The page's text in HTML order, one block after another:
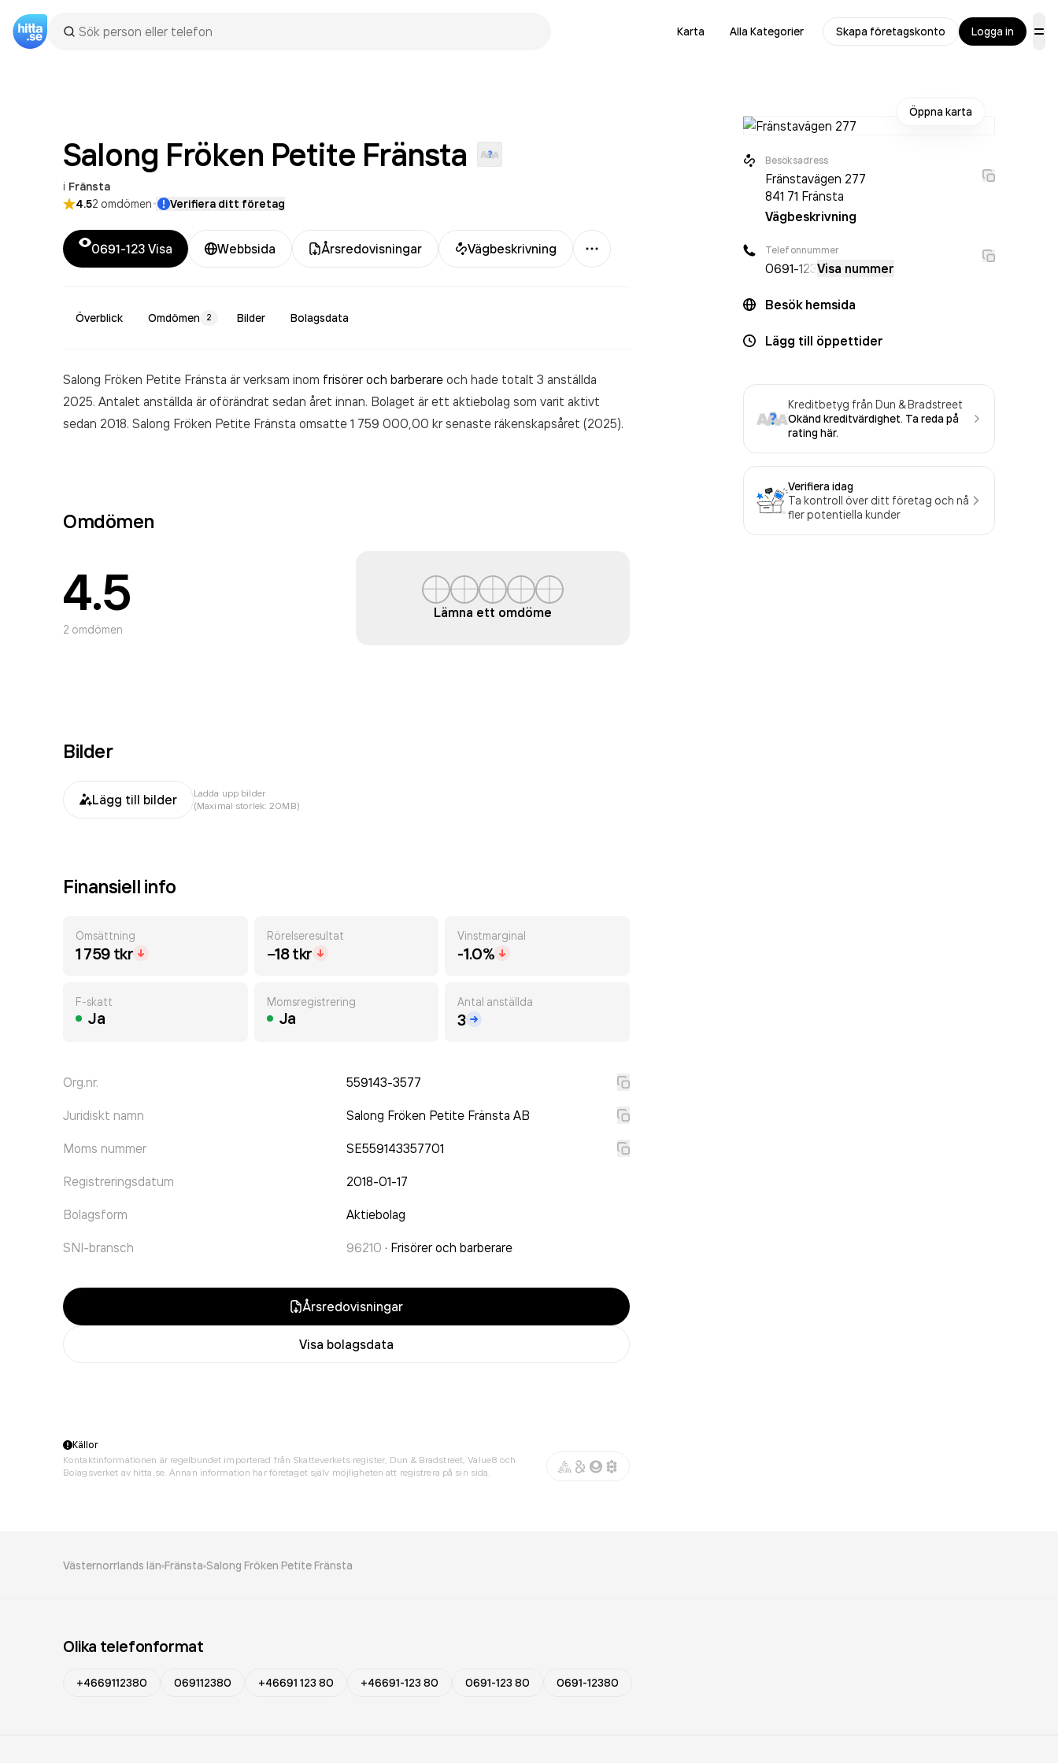
Karta Alla Kategorier Skapa företagskonto Logga in
Salong Fröken Petite Fränsta
i Fränsta
4.52 omdömen· Verifiera ditt företag
0691-123 Visa Webbsida Årsredovisningar Vägbeskrivning
Mer
Överblick Omdömen 2 Bilder Bolagsdata
Salong Fröken Petite Fränsta är verksam inom frisörer och barberare och hade totalt 3 anställda
2025. Antalet anställda är oförändrat sedan året innan. Bolaget är ett aktiebolag som varit aktivt
sedan 2018. Salong Fröken Petite Fränsta omsatte 1 759 000,00 krsenaste räkenskapsåret (2025).
Omdömen
4.5
2 omdömen
Lämna ett omdöme
Bilder
Lägg till bilder
Ladda upp bilder
(Maximal storlek: 20MB)
Finansiell info
Omsättning
1 759 tkr
Rörelseresultat
−18 tkr
Vinstmarginal
-1.0%
F-skatt
Ja
Momsregistrering
Ja
Antal anställda
3
Org.nr. 559143-3577
Juridiskt namn Salong Fröken Petite Fränsta AB
Moms nummer SE559143357701
Registreringsdatum 2018-01-17
Bolagsform Aktiebolag
SNI-bransch 96210 · Frisörer och barberare
Årsredovisningar
Visa bolagsdata
Öppna karta
Besöksadress
Fränstavägen 277
841 71 Fränsta
Vägbeskrivning
Telefonnummer
0691-123Visa nummer
Besök hemsida
Lägg till öppettider
Kreditbetyg från Dun & Bradstreet
Okänd kreditvärdighet. Ta reda på
rating här.
Verifiera idag
Ta kontroll över ditt företag och nå
fler potentiella kunder
Källor
Kontaktinformationen är regelbundet importerad från Skatteverkets register, Dun & Bradstreet, Value8 och
Bolagsverket av hitta.se. Annan information har företaget själv möjligheten att registrera på sin sida.
Västernorrlands län Fränsta Salong Fröken Petite Fränsta
Olika telefonformat
+4669112380 069112380 +46691 123 80 +46691-123 80 0691-123 80 0691-12380